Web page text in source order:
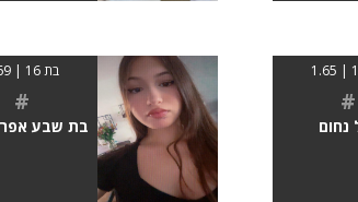
#
נחום
בת 16 | 1.69
#
בת שבע